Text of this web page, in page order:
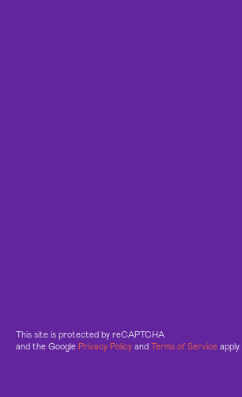
This site is protected by reCAPTCHA
and the Google Privacy Policy and Terms of Service apply.